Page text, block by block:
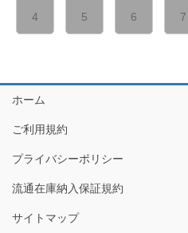
4 5 6 7
ホーム
ご利用規約
プライバシーポリシー
流通在庫納入保証規約
サイトマップ